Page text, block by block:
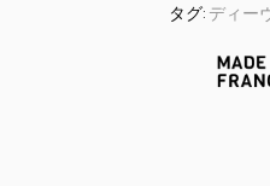
タグ:ディー